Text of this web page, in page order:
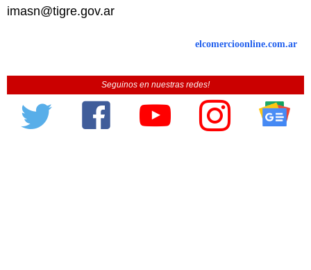
imasn@tigre.gov.ar
elcomercioonline.com.ar
Seguinos en nuestras redes!